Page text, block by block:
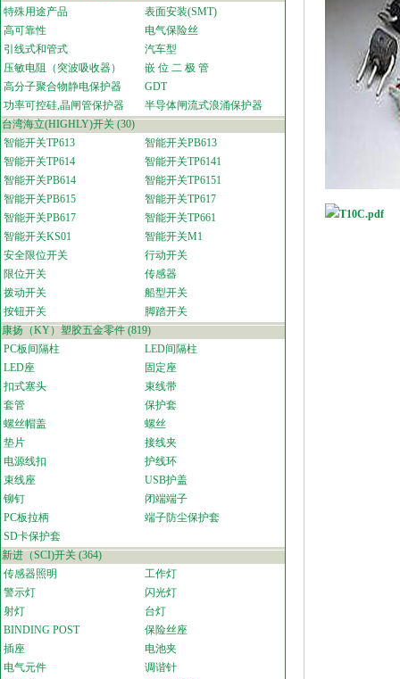
特殊用途产品
表面安装(SMT)
高可靠性
电气保险丝
引线式和管式
汽车型
压敏电阻（突波吸收器）
嵌 位 二 极 管
高分子聚合物静电保护器
GDT
功率可控硅,晶闸管保护器
半导体闸流式浪涌保护器
台湾海立(HIGHLY)开关 (30)
智能开关TP613
智能开关PB613
智能开关TP614
智能开关TP6141
智能开关PB614
智能开关TP6151
智能开关PB615
智能开关TP617
智能开关PB617
智能开关TP661
智能开关KS01
智能开关M1
安全限位开关
行动开关
限位开关
传感器
拨动开关
船型开关
按钮开关
脚踏开关
康扬（KY）塑胶五金零件 (819)
PC板间隔柱
LED间隔柱
LED座
固定座
扣式塞头
束线带
套管
保护套
螺丝帽盖
螺丝
垫片
接线夹
电源线扣
护线环
束线座
USB护盖
铆钉
闭端端子
PC板拉柄
端子防尘保护套
SD卡保护套
新进（SCI)开关 (364)
传感器照明
工作灯
警示灯
闪光灯
射灯
台灯
BINDING POST
保险丝座
插座
电池夹
电气元件
调谐针
T10C.pdf